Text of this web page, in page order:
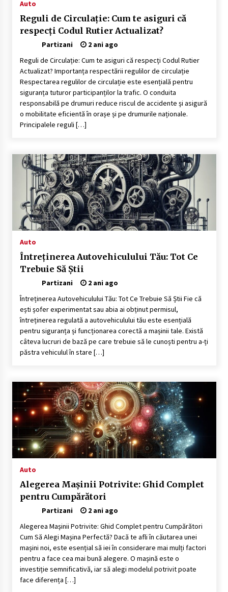
Auto
Reguli de Circulație: Cum te asiguri că
respecți Codul Rutier Actualizat?
Partizani
2 ani ago
Reguli de Circulație: Cum te asiguri că respecți Codul Rutier
Actualizat? Importanța respectării regulilor de circulație
Respectarea regulilor de circulație este esențială pentru
siguranța tuturor participanților la trafic. O conduita
responsabilă pe drumuri reduce riscul de accidente și asigură
o mobilitate eficientă în orașe și pe drumurile naționale.
Principalele reguli […]
Auto
Întreținerea Autovehiculului Tău: Tot Ce
Trebuie Să Știi
Partizani
2 ani ago
Întreținerea Autovehiculului Tău: Tot Ce Trebuie Să Știi Fie că
ești șofer experimentat sau abia ai obținut permisul,
întreținerea regulată a autovehiculului tău este esențială
pentru siguranța și funcționarea corectă a mașinii tale. Există
câteva lucruri de bază pe care trebuie să le cunoști pentru a-ți
păstra vehiculul în stare […]
Auto
Alegerea Mașinii Potrivite: Ghid Complet
pentru Cumpărători
Partizani
2 ani ago
Alegerea Mașinii Potrivite: Ghid Complet pentru Cumpărători
Cum Să Alegi Mașina Perfectă? Dacă te afli în căutarea unei
mașini noi, este esențial să iei în considerare mai mulți factori
pentru a face cea mai bună alegere. O mașină este o
investiție semnificativă, iar să alegi modelul potrivit poate
face diferența […]